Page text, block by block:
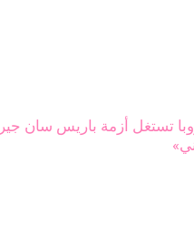
تستغل أزمة باريس سان